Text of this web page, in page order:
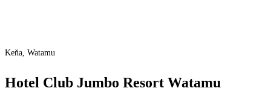
Keňa, Watamu
Hotel Club Jumbo Resort Watamu